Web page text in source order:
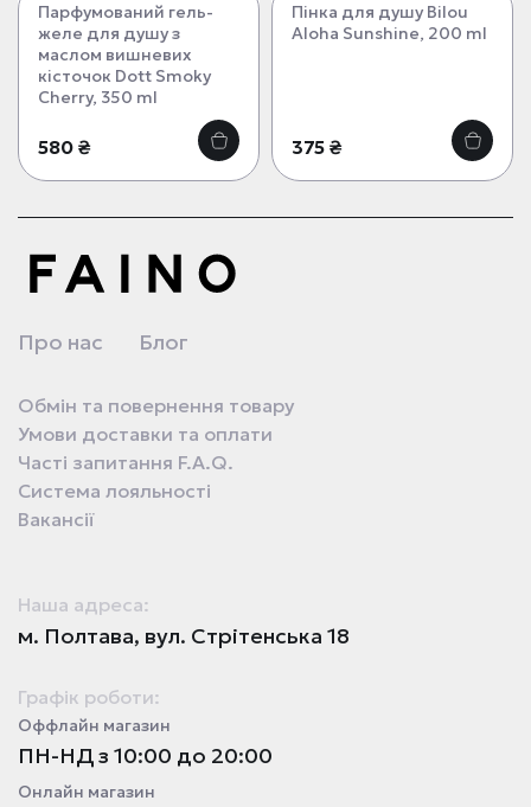
Парфумований гель-
желе для душу з
маслом вишневих
кісточок Dott Smoky
Cherry, 350 ml
580 ₴
Пінка для душу Bilou
Aloha Sunshine, 200 ml
375 ₴
Про нас Блог
Обмін та повернення товару
Умови доставки та оплати
Часті запитання F.A.Q.
Система лояльності
Вакансії
Наша адреса:
м. Полтава, вул. Стрітенська 18
Графік роботи:
Оффлайн магазин
ПН-НД з 10:00 до 20:00
Онлайн магазин